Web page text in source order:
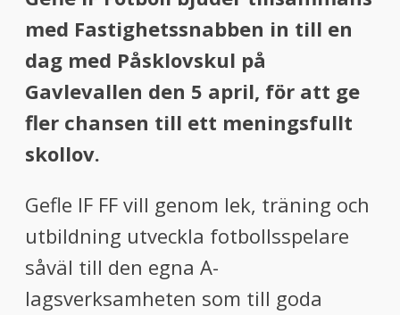
med Fastighetssnabben in till en
dag med Påsklovskul på
Gavlevallen den 5 april, för att ge
fler chansen till ett meningsfullt
skollov.
Gefle IF FF vill genom lek, träning och
utbildning utveckla fotbollsspelare
såväl till den egna A-
lagsverksamheten som till goda